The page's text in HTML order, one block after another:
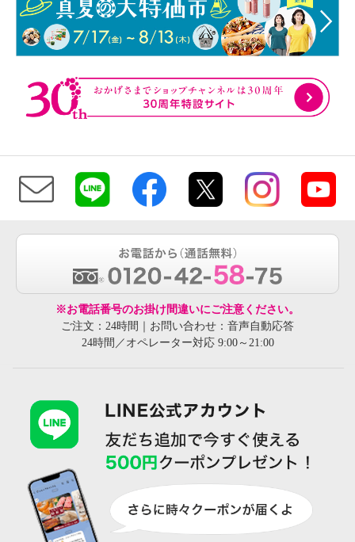
※お電話番号のお掛け間違いにご注意ください。
ご注文：24時間｜お問い合わせ：音声自動応答
24時間／オペレーター対応 9:00～21:00